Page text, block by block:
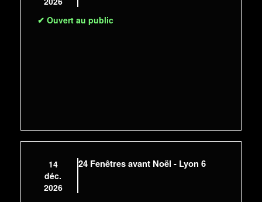
✔ Ouvert au public
14
déc.
2026
24 Fenêtres avant Noël - Lyon 6